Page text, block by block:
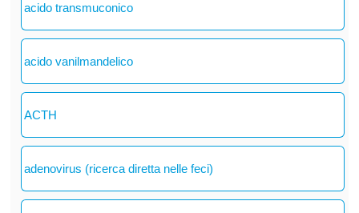
acido transmuconico
acido vanilmandelico
ACTH
adenovirus (ricerca diretta nelle feci)